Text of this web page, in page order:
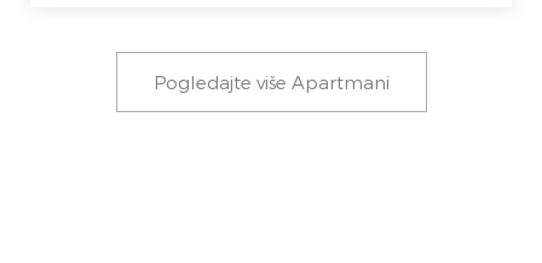
Pogledajte više Apartmani